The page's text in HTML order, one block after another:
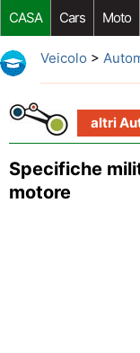
CASA Cars Moto
Riparazione Auto
Veicolo >
altri
Specifiche
motore